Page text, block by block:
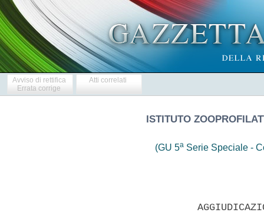
Avviso di rettifica
Errata corrige
Atti correlati
ISTITUTO
(GU 5a Serie Speciale -